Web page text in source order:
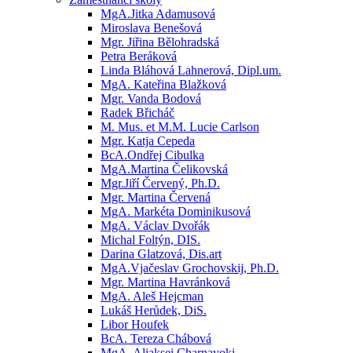
MgA.Jitka Adamusová
Miroslava Benešová
Mgr. Jiřina Bělohradská
Petra Beráková
Linda Bláhová Lahnerová, Dipl.um.
MgA. Kateřina Blažková
Mgr. Vanda Bodová
Radek Břicháč
M. Mus. et M.M. Lucie Carlson
Mgr. Katja Cepeda
BcA.Ondřej Cibulka
MgA.Martina Čelikovská
Mgr.Jiří Červený, Ph.D.
Mgr. Martina Červená
MgA. Markéta Dominikusová
MgA. Václav Dvořák
Michal Foltýn, DIS.
Darina Glatzová, Dis.art
MgA.Vjačeslav Grochovskij, Ph.D.
Mgr. Martina Havránková
MgA. Aleš Hejcman
Lukáš Herůdek, DiS.
Libor Houfek
BcA. Tereza Chábová